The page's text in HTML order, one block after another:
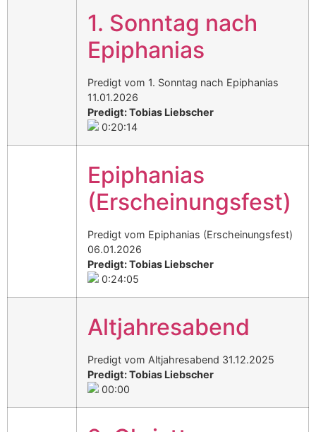
1. Sonntag nach
Epiphanias
Predigt vom 1. Sonntag nach Epiphanias
11.01.2026
Predigt: Tobias Liebscher
0:20:14
Epiphanias
(Erscheinungsfest)
Predigt vom Epiphanias (Erscheinungsfest)
06.01.2026
Predigt: Tobias Liebscher
0:24:05
Altjahresabend
Predigt vom Altjahresabend 31.12.2025
Predigt: Tobias Liebscher
00:00